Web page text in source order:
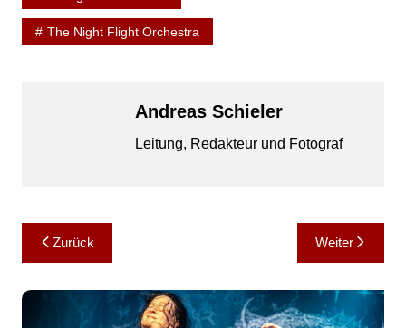
The Night Flight Orchestra
Andreas Schieler
Leitung, Redakteur und Fotograf
Beitragsnavigation
Zurück Weiter